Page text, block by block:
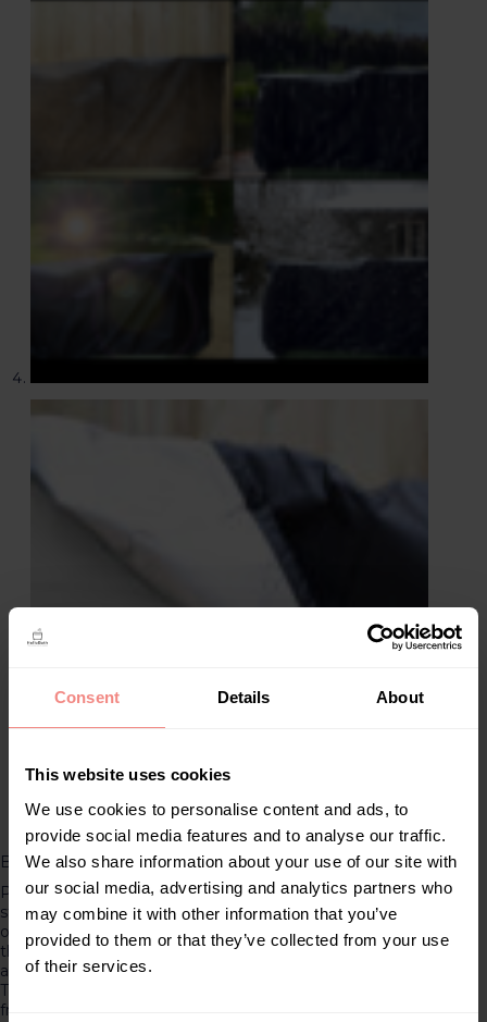
Consent Details About
This website uses cookies
We use cookies to personalise content and ads, to
provide social media features and to analyse our traffic.
We also share information about your use of our site with
our social media, advertising and analytics partners who
may combine it with other information that you’ve
provided to them or that they’ve collected from your use
of their services.
Bath Bucket XL Protective Cover
Protect your bath bucket from the elements with this
sturdy protective cover, designed specifically for
outdoor use. Made of waterproof, breathable material,
the cover keeps your bucket dry and free of dirt, dust
and leaves. Ideal for garden, balcony or camping use.
The cover is easy to install and provides extra protection
from UV rays, keeping your bath bucket in top condition